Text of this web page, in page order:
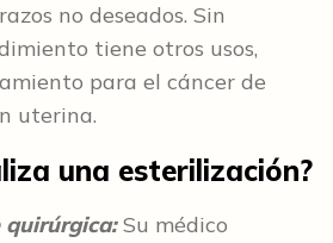
no deseados. Sin
tiene otros usos,
para el cáncer de
uterina.
una esterilización?
quirúrgica:Su médico